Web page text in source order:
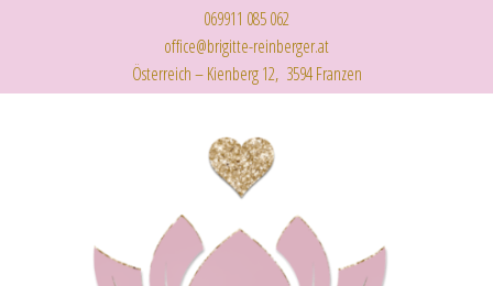
069911 085 062
office@brigitte-reinberger.at
Österreich – Kienberg 12, 3594 Franzen